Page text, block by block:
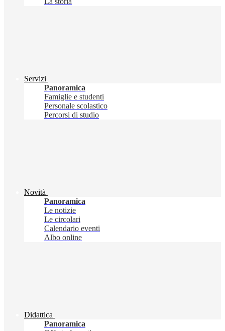
Servizi
Panoramica
Famiglie e studenti
Personale scolastico
Percorsi di studio
Novità
Panoramica
Le notizie
Le circolari
Calendario eventi
Albo online
Didattica
Panoramica